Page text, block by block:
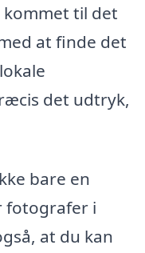
til det
at finde det
det udtryk,
bare en
fotografer i
at du kan